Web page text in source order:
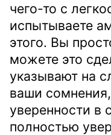
чего-то с
испытываете
этого. Вы
можете это
указывают на
ваши
уверенности в
полностью